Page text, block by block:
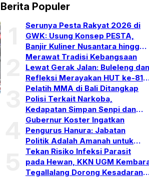
Berita Populer
Serunya Pesta Rakyat 2026 di
GWK: Usung Konsep PESTA,
Banjir Kuliner Nusantara hingga
Pesta Kembang Api
Merawat Tradisi Kebangsaan
Lewat Gerak Jalan: Buleleng dan
Refleksi Merayakan HUT ke-81
RI
Pelatih MMA di Bali Ditangkap
Polisi Terkait Narkoba,
Kedapatan Simpan Senpi dan
Puluhan Amunisi
Gubernur Koster Ingatkan
Pengurus Hanura: Jabatan
Politik Adalah Amanah untuk
Bekerja, Bukan Simbol
Kehormatan
Tekan Risiko Infeksi Parasit
pada Hewan, KKN UGM
Tegallalang Dorong Kesadaran